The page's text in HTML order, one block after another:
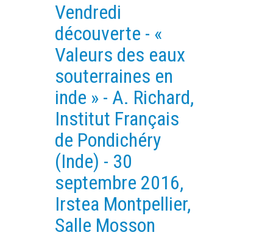
RECRUTEMENT
RECHERCHE
PLATEFORMES EXPÉRIMENTALES
IMPLANTATIONS GÉOGRAPHIQUES
PROJETS EN COURS
PROJETS TERMINÉS
NOS RÉSEAUX SCIENTIFIQUES ET TECHNIQUES
SÉMINAIRES RÉGULIERS
FORMATION
MASTER
Vendredi
découverte - «
Valeurs des eaux
souterraines en
inde » - A. Richard,
Institut Français
de Pondichéry
(Inde) - 30
septembre 2016,
Irstea Montpellier,
Salle Mosson